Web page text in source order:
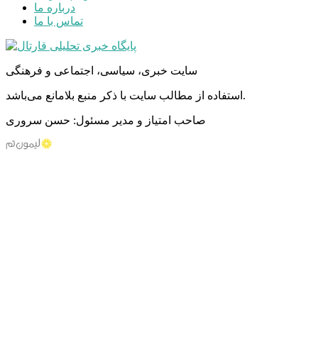
درباره ما
تماس با ما
سایت خبری، سیاسی، اجتماعی و فرهنگی
استفاده از مطالب سایت با ذکر منبع بلامانع می‌باشد.
صاحب امتیاز و مدیر مسئول: حسن سروری